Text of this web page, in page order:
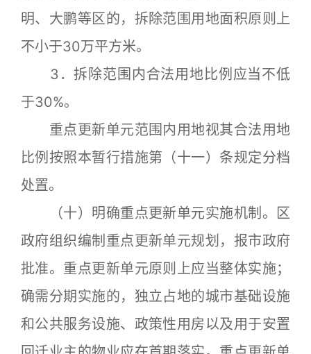
明、大鹏等区的，拆除范围用地面积原则上
不小于30万平方米。
3．拆除范围内合法用地比例应当不低
于30%。
重点更新单元范围内用地视其合法用地
比例按照本暂行措施第（十一）条规定分档
处置。
（十）明确重点更新单元实施机制。区
政府组织编制重点更新单元规划，报市政府
批准。重点更新单元原则上应当整体实施；
确需分期实施的，独立占地的城市基础设施
和公共服务设施、政策性用房以及用于安置